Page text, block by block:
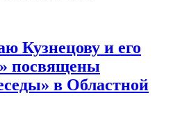
Кузнецову и его
посвящены
в Областной